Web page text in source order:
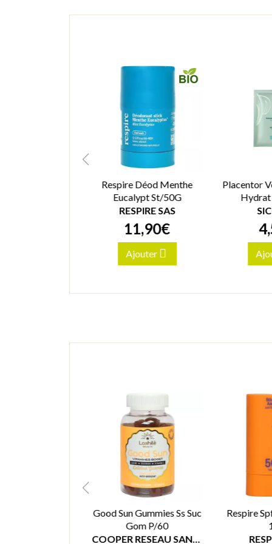
Respire Déod Menthe
Eucalypt St/50G
RESPIRE SAS
11,90€
Ajouter
Placentor
4,
Good Sun Gummies Ss Suc
Gom P/60
COOPER RESEAU SANTE
Respire